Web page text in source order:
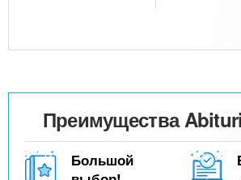
Преимущества
Большой